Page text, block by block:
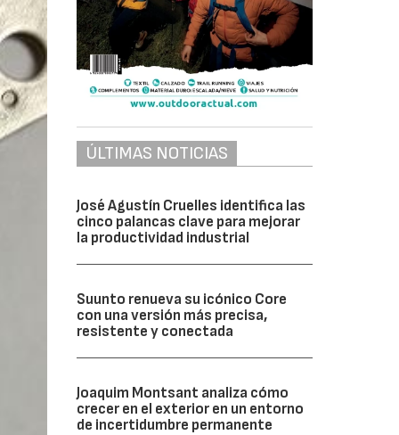
ÚLTIMAS NOTICIAS
José Agustín Cruelles identifica las
cinco palancas clave para mejorar
la productividad industrial
Suunto renueva su icónico Core
con una versión más precisa,
resistente y conectada
Joaquim Montsant analiza cómo
crecer en el exterior en un entorno
de incertidumbre permanente